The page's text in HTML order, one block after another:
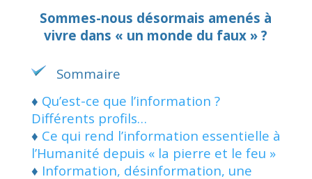
Sommes-nous désormais amenés à
vivre dans « un monde du faux » ?
Sommaire
♦ Qu’est-ce que l’information ?
Différents profils…
♦ Ce qui rend l’information essentielle à
l’Humanité depuis « la pierre et le feu »
♦ Information, désinformation, une